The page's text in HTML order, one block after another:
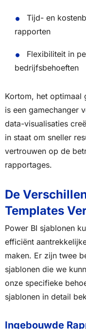
Tijd- en
rapporten
Flexibiliteit in
bedrijfsbehoeften
Kortom, het optimaal
is een gamechanger
data-visualisaties
in staat om sneller
vertrouwen op de
rapportages.
De
Templates
Power BI sjablonen
efficiënt
maken. Er zijn twee
sjablonen die we
onze specifieke
sjablonen in detail
Ingebouwde